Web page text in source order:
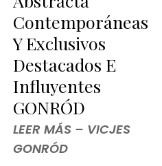
Contemporáneas
Y Exclusivos
Destacados E
Influyentes
GONRÓD
LEER MÁS – VICJES
GONRÓD